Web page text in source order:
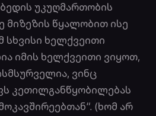
უკუღმართობის
მიზეზის წყალობით ისე
ხელქვეითი
იმის ხელქვეითი ვიყოთ,
ვინც
კეთილგანწყობილებას
(ხომ არ